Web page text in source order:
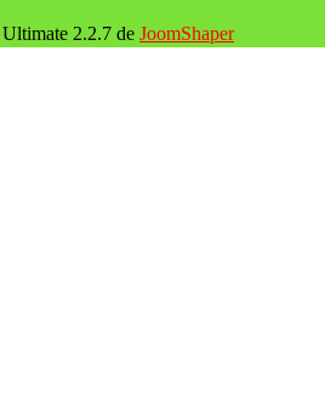
2.2.7 de JoomShaper